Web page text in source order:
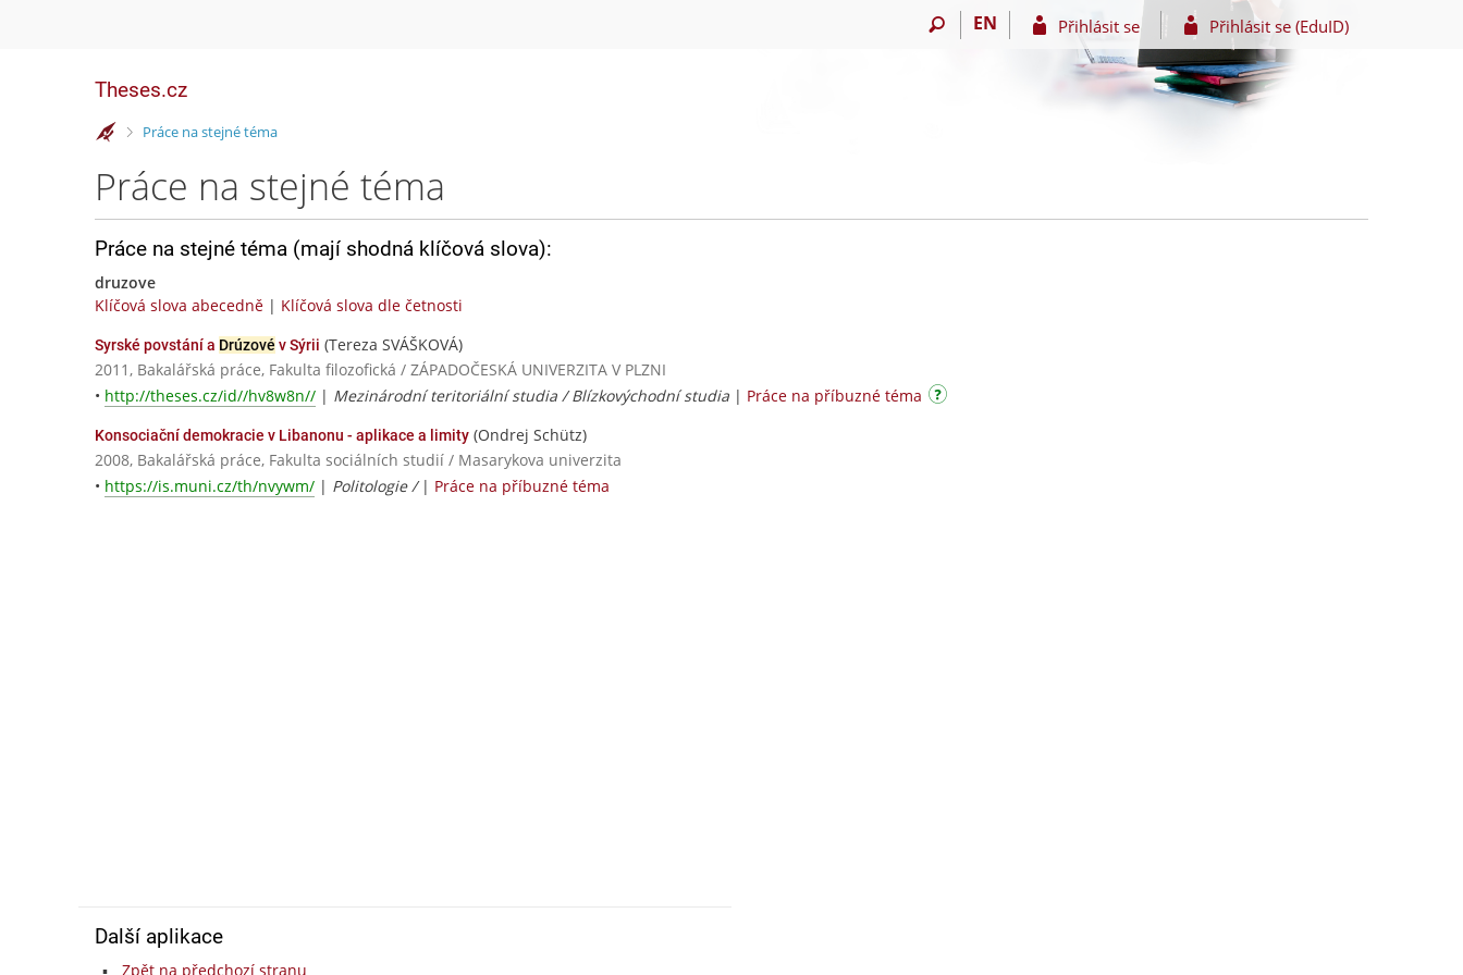
EN Přihlásit se Přihlásit se (EduID)
Theses.cz
>Práce na stejné téma
Práce na stejné téma
Práce na stejné téma (mají shodná klíčová slova):
druzove
Klíčová slova abecedně | Klíčová slova dle četnosti
Syrské povstání a Drúzové v Sýrii (Tereza SVÁŠKOVÁ)
2011, Bakalářská práce, Fakulta filozofická / ZÁPADOČESKÁ UNIVERZITA V PLZNI
• http://theses.cz/id//hv8w8n// | Mezinárodní teritoriální studia / Blízkovýchodní studia | Práce na příbuzné téma
Konsociační demokracie v Libanonu - aplikace a limity (Ondrej Schütz)
2008, Bakalářská práce, Fakulta sociálních studií / Masarykova univerzita
• https://is.muni.cz/th/nvywm/ | Politologie / | Práce na příbuzné téma
Další aplikace
Zpět na předchozí stranu